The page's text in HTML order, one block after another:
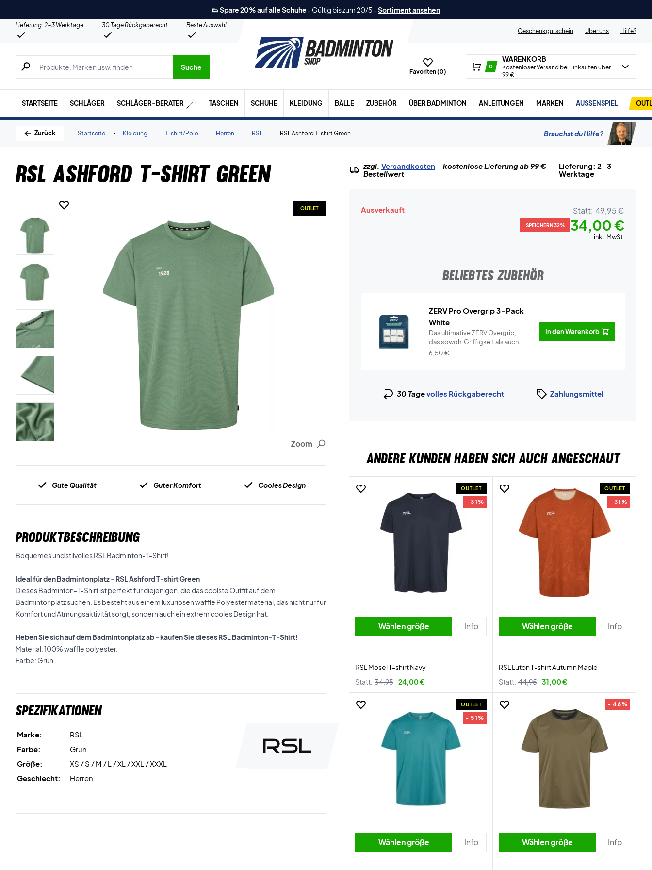
👟 Spare 20% auf alle Schuhe - Gültig bis zum 20/5 -Sortiment ansehen
Lieferung: 2-3 Werktage 30 Tage Rückgaberecht
Beste Auswahl
Geschenkgutschein
Über uns Hilfe?
Suche nach Produkten, Marken usw.
Suche
Favoriten (0)
0
WARENKORB
Kostenloser Versand bei Einkäufen über
99 €
STARTSEITE SCHLÄGER SCHLÄGER-BERATER TASCHEN SCHUHE KLEIDUNG BÄLLE ZUBEHÖR ÜBER BADMINTON ANLEITUNGEN MARKEN AUSSENSPIEL
Zurück RSL Ashford T-shirt Green
RSL
Herren
T-shirt/Polo
Kleidung
Startseite Brauchst du Hilfe?
RSL Ashford T-shirt Green
Zoom
OUTLET
Gute Qualität Guter Komfort Cooles Design
PRODUKTBESCHREIBUNG
Bequemes und stilvolles RSL Badminton-T-Shirt!
Ideal für den Badmintonplatz -RSL Ashford T-shirt Green
Dieses Badminton-T-Shirt ist perfekt für diejenigen, die das coolste Outfit auf dem
Badmintonplatz suchen. Es besteht aus einem luxuriösen waffle Polyestermaterial, das nicht nur für
Komfort und Atmungsaktivität sorgt, sondern auch ein extrem cooles Design hat.
Heben Sie sich auf dem Badmintonplatz ab - kaufen Sie dieses RSL Badminton-T-Shirt!
Material: 100% waffle polyester.
Farbe: Grün
Spezifikationen
Marke:
RSL
Farbe:
Grün
Größe:
XS / S / M / L / XL / XXL / XXXL
Geschlecht:
Herren
zzgl. Versandkosten– kostenlose Lieferung ab 99 €
Bestellwert
Lieferung: 2-3
Werktage
Ausverkauft Statt: 49,95 €
SPEICHERN 32% 34,00 €
inkl. MwSt.
BELIEBTES ZUBEHÖR
ZERV Pro Overgrip 3-Pack
White
Das ultimative ZERV Overgrip,
das sowohl Griffigkeit als auch
Komf...
6,50€
In den Warenkorb
30 Tagevolles Rückgaberecht Zahlungsmittel
ANDERE KUNDEN HABEN SICH AUCH ANGESCHAUT
OUTLET
- 31%
Wählen größe Info
RSL Mosel T-shirt Navy
Statt: 34,95 24,00 €
OUTLET
- 31%
Wählen größe Info
RSL Luton T-shirt Autumn Maple
Statt: 44,95 31,00 €
OUTLET
- 51%
Wählen größe Info
- 46%
Wählen größe Info